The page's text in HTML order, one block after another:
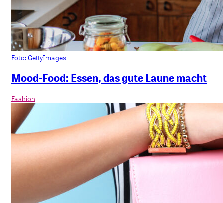
Foto: GettyImages
Mood-Food: Essen, das gute Laune macht
Fashion